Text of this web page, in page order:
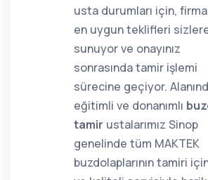
usta durumları için,
en uygun teklifleri
sunuyor ve onayınız
sonrasında tamir işlemi
sürecine geçiyor.
eğitimli ve donanımlı
tamir ustalarımız Sinop
genelinde tüm MAKTEK
buzdolaplarının tamiri için